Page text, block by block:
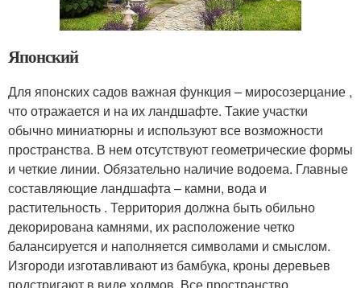
Японский
Для японских садов важная функция – миросозерцание ,
что отражается и на их ландшафте. Такие участки
обычно миниатюрны и используют все возможности
пространства. В нем отсутствуют геометрические формы
и четкие линии. Обязательно наличие водоема. Главные
составляющие ландшафта – камни, вода и
растительность . Территория должна быть обильно
декорирована камнями, их расположение четко
балансируется и наполняется символами и смыслом.
Изгороди изготавливают из бамбука, кроны деревьев